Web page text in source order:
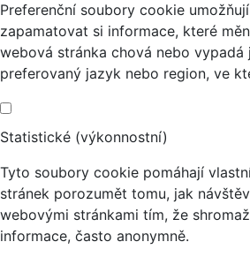
Preferenční soubory cookie
zapamatovat si informace, které
webová stránka chová nebo vypadá
preferovaný jazyk nebo region, ve
Statistické (výkonnostní)
Tyto soubory cookie pomáhají
stránek porozumět tomu, jak
webovými stránkami tím, že
informace, často anonymně.